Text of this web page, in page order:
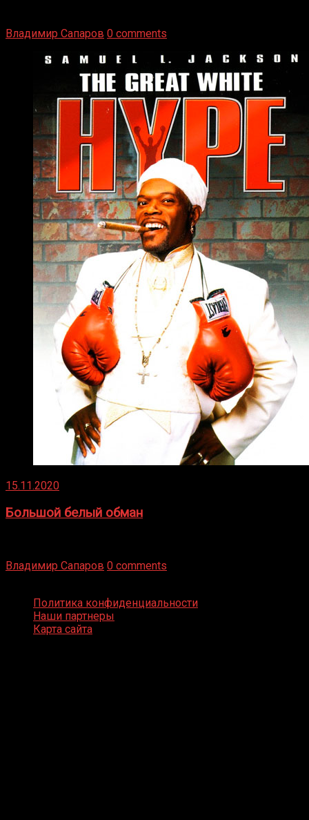
Владимир Сапаров 0 comments
15.11.2020
Большой белый обман
Владимир Сапаров 0 comments
Политика конфиденциальности
Наши партнеры
Карта сайта